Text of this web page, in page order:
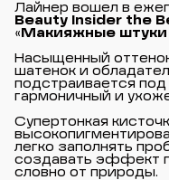
Лайнер вошел в
Beauty Insider the
« Макияжные штуки
Насыщенный
шатенок и
подстраивается под
гармоничный и
Супертонкая
легко заполнять
создавать эффект
словно от природы.